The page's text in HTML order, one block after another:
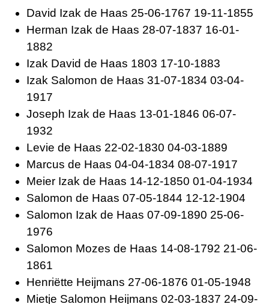
David Izak de Haas 25-06-1767 19-11-1855
Herman Izak de Haas 28-07-1837 16-01-
1882
Izak David de Haas 1803 17-10-1883
Izak Salomon de Haas 31-07-1834 03-04-
1917
Joseph Izak de Haas 13-01-1846 06-07-
1932
Levie de Haas 22-02-1830 04-03-1889
Marcus de Haas 04-04-1834 08-07-1917
Meier Izak de Haas 14-12-1850 01-04-1934
Salomon de Haas 07-05-1844 12-12-1904
Salomon Izak de Haas 07-09-1890 25-06-
1976
Salomon Mozes de Haas 14-08-1792 21-06-
1861
Henriëtte Heijmans 27-06-1876 01-05-1948
Mietje Salomon Heijmans 02-03-1837 24-09-